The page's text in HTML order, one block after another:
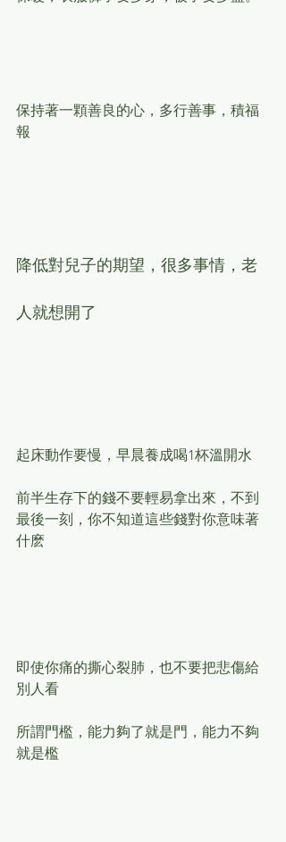
保持著一顆善良的心，多行善事，積福
報
降低對兒子的期望，很多事情，老
人就想開了
起床動作要慢，早晨養成喝1杯溫開水
前半生存下的錢不要輕易拿出來，不到
最後一刻，你不知道這些錢對你意味著
什麽
即使你痛的撕心裂肺，也不要把悲傷給
別人看
所謂門檻，能力夠了就是門，能力不夠
就是檻